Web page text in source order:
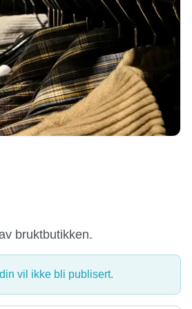
bruktbutikken.
vil ikke bli publisert.